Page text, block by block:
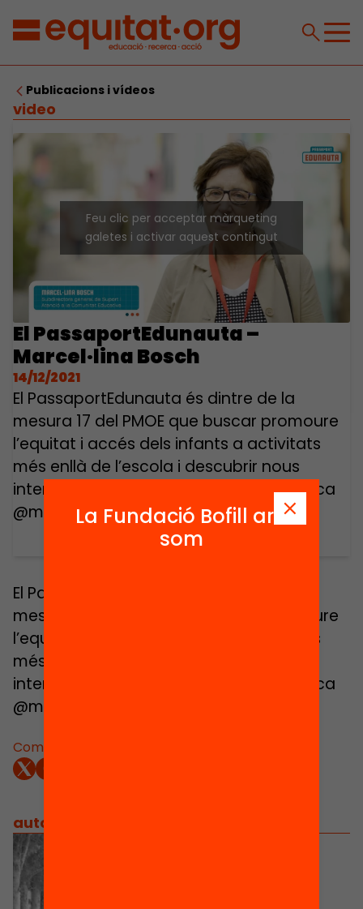
Publicacions i vídeos
video
Feu clic per acceptar màrqueting
galetes i activar aquest contingut
El PassaportEdunauta –
Marcel·lina Bosch
14/12/2021
El PassaportEdunauta és dintre de la
mesura 17 del PMOE que buscar promoure
l’equitat i accés dels infants a activitats
més enllà de l’escola i descubrir nous
interessos i aprenentatges ens ho explica
@marcellinabosch d’@educaciocat
Comparteix:
El PassaportEdunauta és dintre de la
mesura 17 del PMOE que buscar promoure
l’equitat i accés dels infants a activitats
més enllà de l’escola i descubrir nous
interessos i aprenentatges ens ho explica
@marcellinabosch d’@educaciocat
autors
La Fundació Bofill ara
som